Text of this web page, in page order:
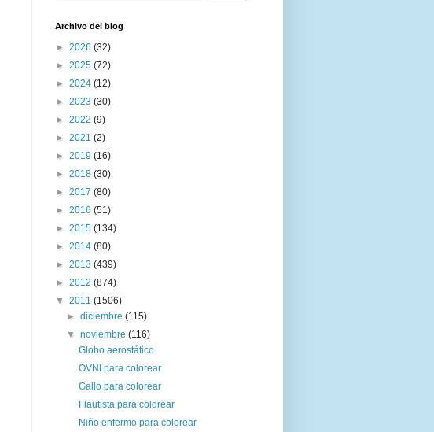
Archivo del blog
► 2026 (32)
► 2025 (72)
► 2024 (12)
► 2023 (30)
► 2022 (9)
► 2021 (2)
► 2019 (16)
► 2018 (30)
► 2017 (80)
► 2016 (51)
► 2015 (134)
► 2014 (80)
► 2013 (439)
► 2012 (874)
▼ 2011 (1506)
►diciembre(115)
▼noviembre(116)
Globo aerostático
OVNI para colorear
Gallo para colorear
Flautista para colorear
Niño enfermo para colorear